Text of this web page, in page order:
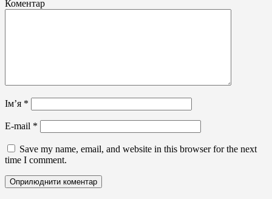
Коментар
Ім’я *
E-mail *
Save my name, email, and website in this browser for the next
time I comment.